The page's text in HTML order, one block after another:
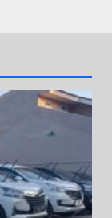
Matic